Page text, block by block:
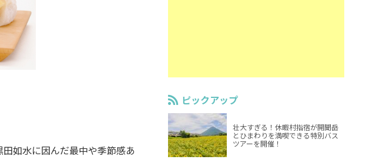
如水に因んだ最中や季節感あ
ピックアップ
壮大すぎる！休暇村指宿が開聞岳
とひまわりを満喫できる特別バス
ツアーを開催！